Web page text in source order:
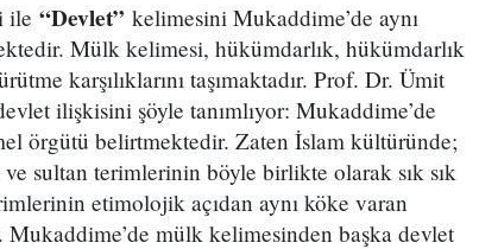
ile “Devlet” kelimesini Mukaddime’de aynı
Mülk kelimesi, hükümdarlık, hükümdarlık
karşılıklarını taşımaktadır. Prof. Dr. Ümit
ilişkisini şöyle tanımlıyor: Mukaddime’de
örgütü belirtmektedir. Zaten İslam kültüründe;
sultan terimlerinin böyle birlikte olarak sık sık
etimolojik açıdan aynı köke varan
Mukaddime’de mülk kelimesinden başka devlet